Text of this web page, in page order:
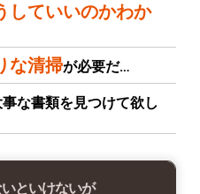
していいのかわか
な清掃が必要だ…
な書類を見つけて欲し
といけないが